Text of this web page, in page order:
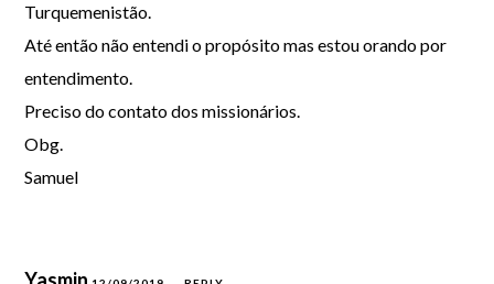
Turquemenistão.
Até então não entendi o propósito mas estou orando por
entendimento.
Preciso do contato dos missionários.
Obg.
Samuel